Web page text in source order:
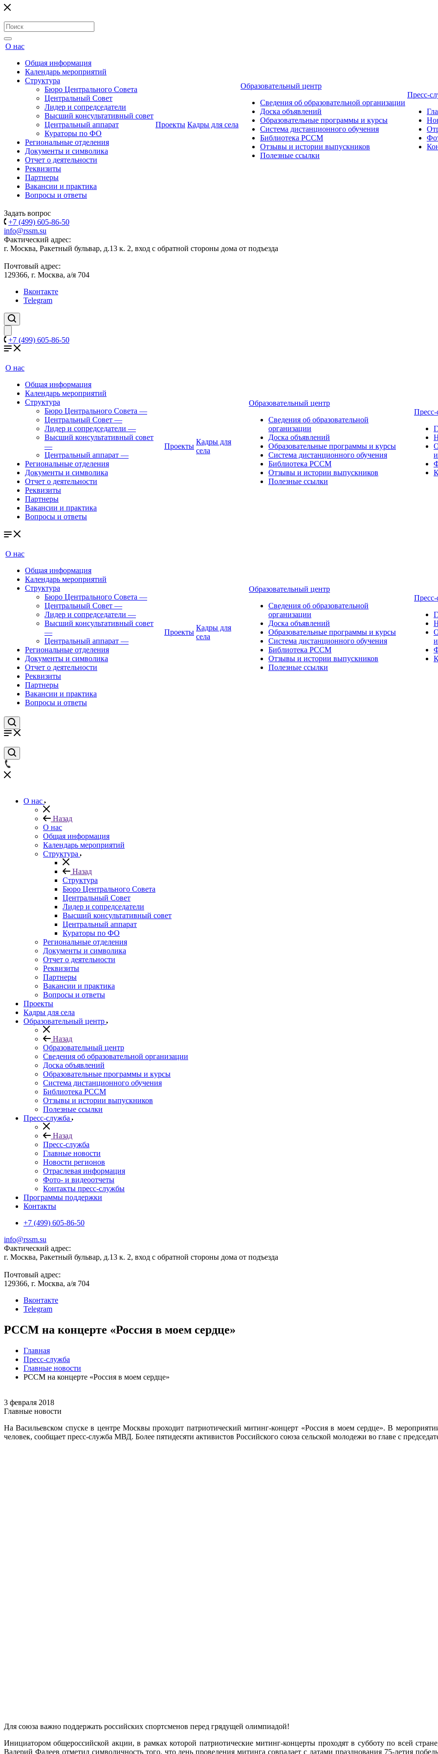
О нас
Общая информация
Календарь мероприятий
Структура
Бюро Центрального Совета
Центральный Совет
Лидер и сопредседатели
Высший консультативный совет
Центральный аппарат
Кураторы по ФО
Региональные отделения
Документы и символика
Отчет о деятельности
Реквизиты
Партнеры
Вакансии и практика
Вопросы и ответы
Проекты Кадры для села
Образовательный центр
Сведения об образовательной организации
Доска объявлений
Образовательные программы и курсы
Система дистанционного обучения
Библиотека РССМ
Отзывы и истории выпускников
Полезные ссылки
Пресс-
Задать вопрос
+7 (499) 605-86-50
info@rssm.su
Фактический адрес:
г. Москва, Ракетный бульвар, д.13 к. 2, вход с обратной стороны дома от подъезда
Почтовый адрес:
129366, г. Москва, а/я 704
Вконтакте
Telegram
+7 (499) 605-86-50
О нас
Общая информация
Календарь мероприятий
Структура
Бюро Центрального Совета —
Центральный Совет —
Лидер и сопредседатели —
Высший консультативный совет
—
Центральный аппарат —
Региональные отделения
Документы и символика
Отчет о деятельности
Реквизиты
Партнеры
Вакансии и практика
Вопросы и ответы
Проекты
Кадры для
села
Образовательный центр
Сведения об образовательной
организации
Доска объявлений
Образовательные программы и курсы
Система дистанционного обучения
Библиотека РССМ
Отзывы и истории выпускников
Полезные ссылки
Пресс-
О нас
Общая информация
Календарь мероприятий
Структура
Бюро Центрального Совета —
Центральный Совет —
Лидер и сопредседатели —
Высший консультативный совет
—
Центральный аппарат —
Региональные отделения
Документы и символика
Отчет о деятельности
Реквизиты
Партнеры
Вакансии и практика
Вопросы и ответы
Проекты
Кадры для
села
Образовательный центр
Сведения об образовательной
организации
Доска объявлений
Образовательные программы и курсы
Система дистанционного обучения
Библиотека РССМ
Отзывы и истории выпускников
Полезные ссылки
Пресс-
О нас
Назад
О нас
Общая информация
Календарь мероприятий
Структура
Назад
Структура
Бюро Центрального Совета
Центральный Совет
Лидер и сопредседатели
Высший консультативный совет
Центральный аппарат
Кураторы по ФО
Региональные отделения
Документы и символика
Отчет о деятельности
Реквизиты
Партнеры
Вакансии и практика
Вопросы и ответы
Проекты
Кадры для села
Образовательный центр
Назад
Образовательный центр
Сведения об образовательной организации
Доска объявлений
Образовательные программы и курсы
Система дистанционного обучения
Библиотека РССМ
Отзывы и истории выпускников
Полезные ссылки
Пресс-служба
Назад
Пресс-служба
Главные новости
Новости регионов
Отраслевая информация
Фото- и видеоотчеты
Контакты пресс-службы
Программы поддержки
Контакты
+7 (499) 605-86-50
info@rssm.su
Фактический адрес:
г. Москва, Ракетный бульвар, д.13 к. 2, вход с обратной стороны дома от подъезда
Почтовый адрес:
129366, г. Москва, а/я 704
Вконтакте
Telegram
РССМ на концерте «Россия в моем сердце»
Главная
Пресс-служба
Главные новости
РССМ на концерте «Россия в моем сердце»
3 февраля 2018
Главные новости
На Васильевском спуске в центре Москвы проходит патриотический митинг-концерт «Россия в моем сердце». В
человек, сообщает пресс-служба МВД. Более пятидесяти активистов Российского союза сельской молодежи во главе с
Для союза важно поддержать российских спортсменов перед грядущей олимпиадой!
Инициатором общероссийской акции, в рамках которой патриотические митинг-концерты проходят в субботу по всей
Валерий Фадеев отметил символичность того, что день проведения митинга совпадает с датами празднования 75-летия